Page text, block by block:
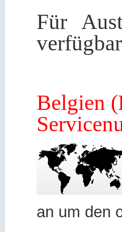
Für
Belgien
an um den